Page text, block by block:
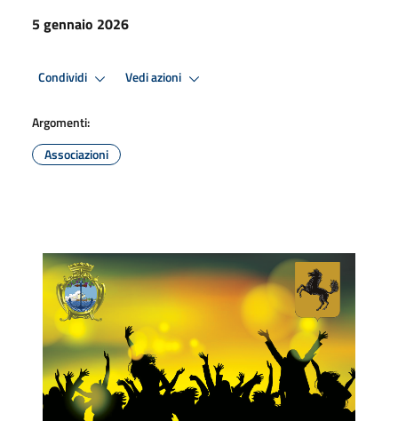
5 gennaio 2026
Condividi Vedi azioni
Argomenti:
Associazioni